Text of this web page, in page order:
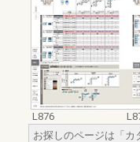
L876
お探しのページは「カ